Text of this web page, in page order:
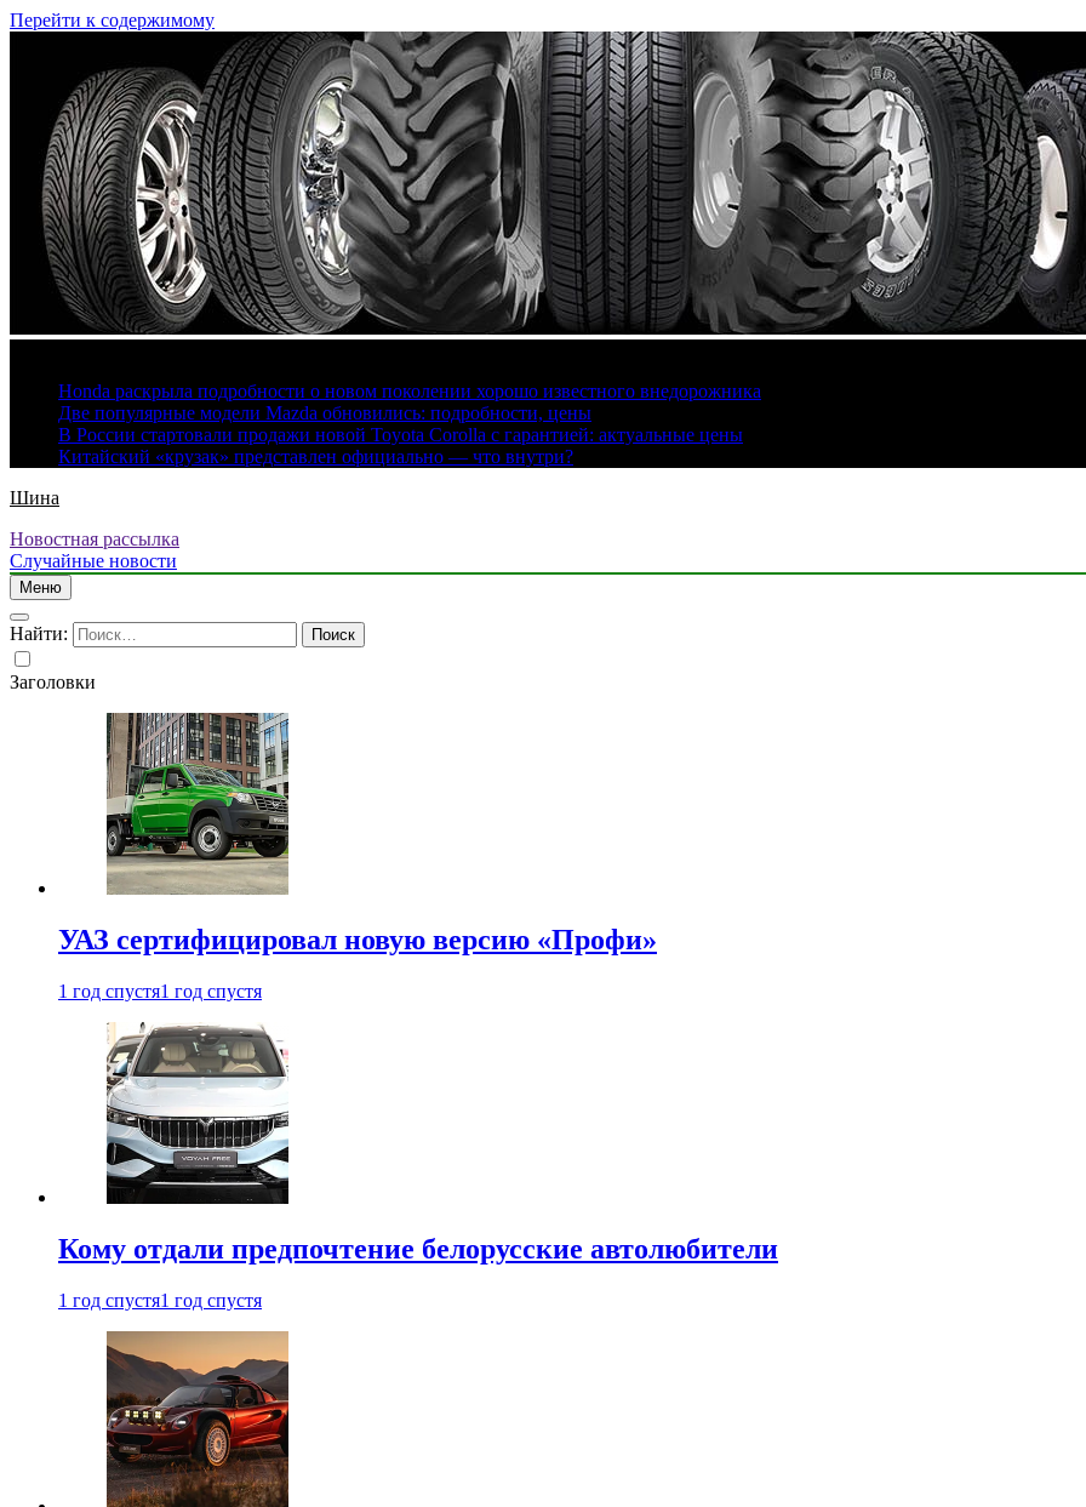
Перейти к содержимому
Honda раскрыла подробности о новом поколении хорошо известного внедорожника
Две популярные модели Mazda обновились: подробности, цены
В России стартовали продажи новой Toyota Corolla с гарантией: актуальные цены
Китайский «крузак» представлен официально — что внутри?
Шина
Новостная рассылка
Случайные новости
Меню
Найти:
Заголовки
УАЗ сертифицировал новую версию «Профи»
1 год спустя1 год спустя
Кому отдали предпочтение белорусские автолюбители
1 год спустя1 год спустя